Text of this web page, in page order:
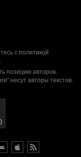
с политикой
.
позицию авторов.
несут авторы текстов.